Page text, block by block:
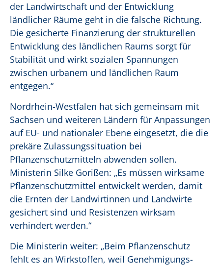
der Landwirtschaft und der Entwicklung
ländlicher Räume geht in die falsche Richtung.
Die gesicherte Finanzierung der strukturellen
Entwicklung des ländlichen Raums sorgt für
Stabilität und wirkt sozialen Spannungen
zwischen urbanem und ländlichen Raum
entgegen.“
Nordrhein-Westfalen hat sich gemeinsam mit
Sachsen und weiteren Ländern für Anpassungen
auf EU- und nationaler Ebene eingesetzt, die die
prekäre Zulassungssituation bei
Pflanzenschutzmitteln abwenden sollen.
Ministerin Silke Gorißen: „Es müssen wirksame
Pflanzenschutzmittel entwickelt werden, damit
die Ernten der Landwirtinnen und Landwirte
gesichert sind und Resistenzen wirksam
verhindert werden.“
Die Ministerin weiter: „Beim Pflanzenschutz
fehlt es an Wirkstoffen, weil Genehmigungs-